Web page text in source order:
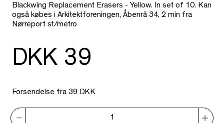
Blackwing Replacement Erasers - Yellow. In set of 10. Kan
også købes i Arkitektforeningen, Åbenrå 34, 2 min fra
Nørreport st/metro
DKK 39
Forsendelse fra 39 DKK